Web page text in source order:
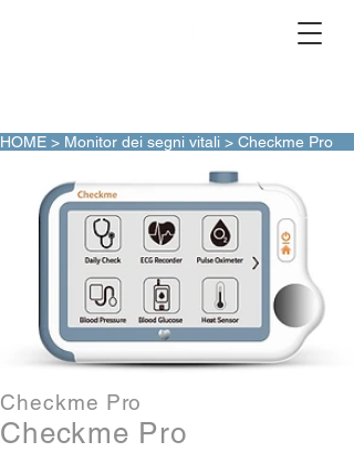
HOME > Monitor dei segni vitali > Checkme Pro
Checkme Pro
Checkme Pro